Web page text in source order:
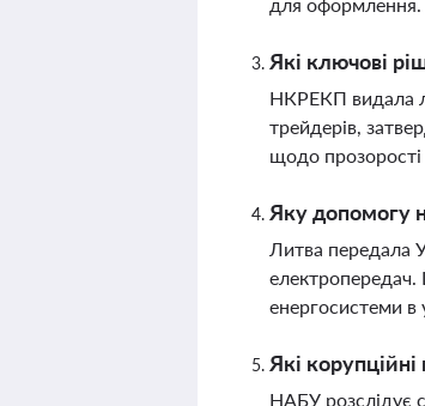
Які ключові
НКРЕКП видала
трейдерів,
щодо прозорості
Яку допомогу
Литва передала
енергосистеми в
Які
НАБУ розслідує